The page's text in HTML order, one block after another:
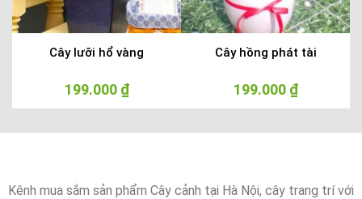
Cây lưỡi hổ vàng
199.000 ₫
Cây hồng phát tài
199.000 ₫
Kênh mua sắm sản phẩm Cây cảnh tại Hà Nội, cây trang trí với